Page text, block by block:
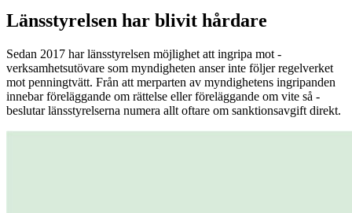
Länsstyrelsen har blivit hårdare
Sedan 2017 har länsstyrelsen möjlighet att ingripa mot ­
verksamhetsutövare som myndigheten anser inte följer regelverket
mot penningtvätt. Från att merparten av myndighetens ingripanden
innebar ­föreläggande om ­rättelse eller föreläggande om vite så ­
beslutar ­länsstyrelserna ­numera allt ­oftare om sanktionsavgift direkt.